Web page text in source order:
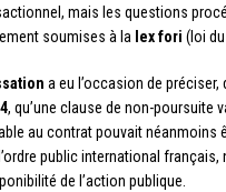
mais les questions
soumises à la lex fori (loi
a eu l’occasion de préciser,
, qu’une clause de non-poursuite
au contrat pouvait néanmoins
public international français,
de l’action publique.